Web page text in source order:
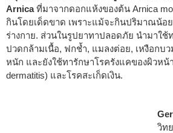
Arnicaที่มาจากดอกแห้งของต้น Arnica
กินโดยเด็ดขาด เพราะแม้จะกินปริมาณน้อ
ร่างกาย. ส่วนในรูปยาทาปลอดภัย นำมาใช้
ปวดกล้ามเนื้อ, ฟกช้ำ, แมลงต่อย, เหงือกบ
หนัก และยังใช้ทารักษาโรครังแคของผิวหน้
dermatitis) และโรคสะเก็ดเงิน.
วิท